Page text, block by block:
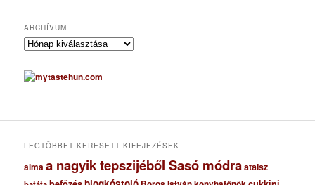
ARCHÍVUM
A
c
h
u
LEGTÖBBET KERESETT KIFEJEZÉSEK
almaa nagyik tepszijéből Sasó módraataisz